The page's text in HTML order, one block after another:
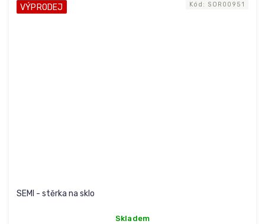
VÝPRODEJ
SEMI - stěrka na sklo
Skladem
Kód: SOR00951